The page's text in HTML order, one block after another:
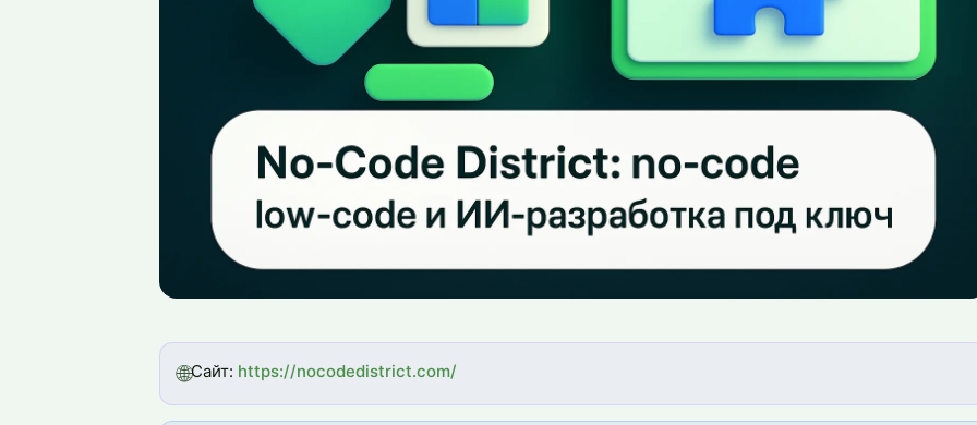
🌐Сайт: https://nocodedistrict.com/